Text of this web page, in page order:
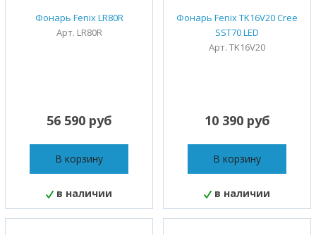
Фонарь Fenix LR80R
Арт. LR80R
56 590 руб
В корзину
в наличии
Фонарь Fenix TK16V20 Cree
SST70 LED
Арт. TK16V20
10 390 руб
В корзину
в наличии